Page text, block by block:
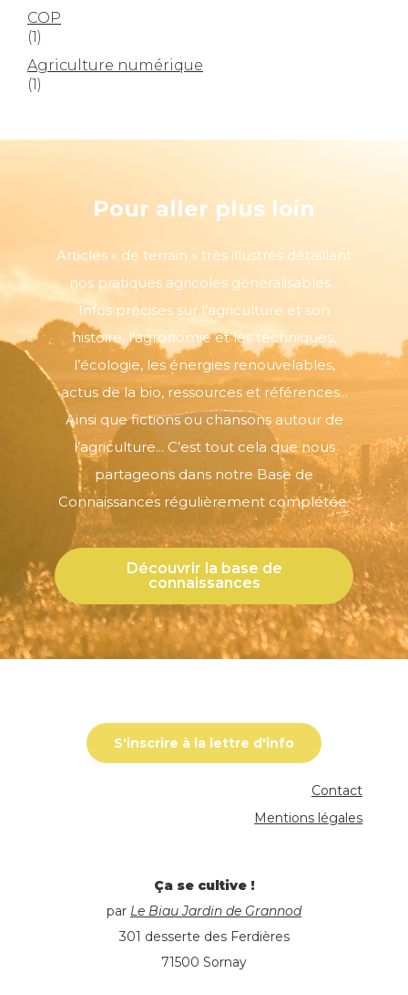
COP
(1)
Agriculture numérique
(1)
Pour aller plus loin
Articles « de terrain » très illustrés détaillant
nos pratiques agricoles généralisables...
Infos précises sur l’agriculture et son
histoire, l’agronomie et les techniques,
l’écologie, les énergies renouvelables,
actus de la bio, ressources et références...
Ainsi que fictions ou chansons autour de
l’agriculture... C’est tout cela que nous
partageons dans notre Base de
Connaissances régulièrement complétée.
Découvrir la base de
connaissances
Ça se cultive !
par Le Biau Jardin de Grannod
301 desserte des Ferdières
71500 Sornay
S'inscrire à la lettre d'info
Contact
Mentions légales